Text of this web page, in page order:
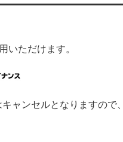
いただけます。
ャンセルとなりますので